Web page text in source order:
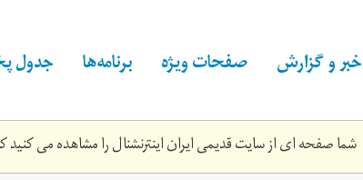
خبر و گزارش صفحات ویژه برنامه‌ها جدول
شما صفحه ای از سایت قدیمی ایران اینترنشنال را مشاهده می